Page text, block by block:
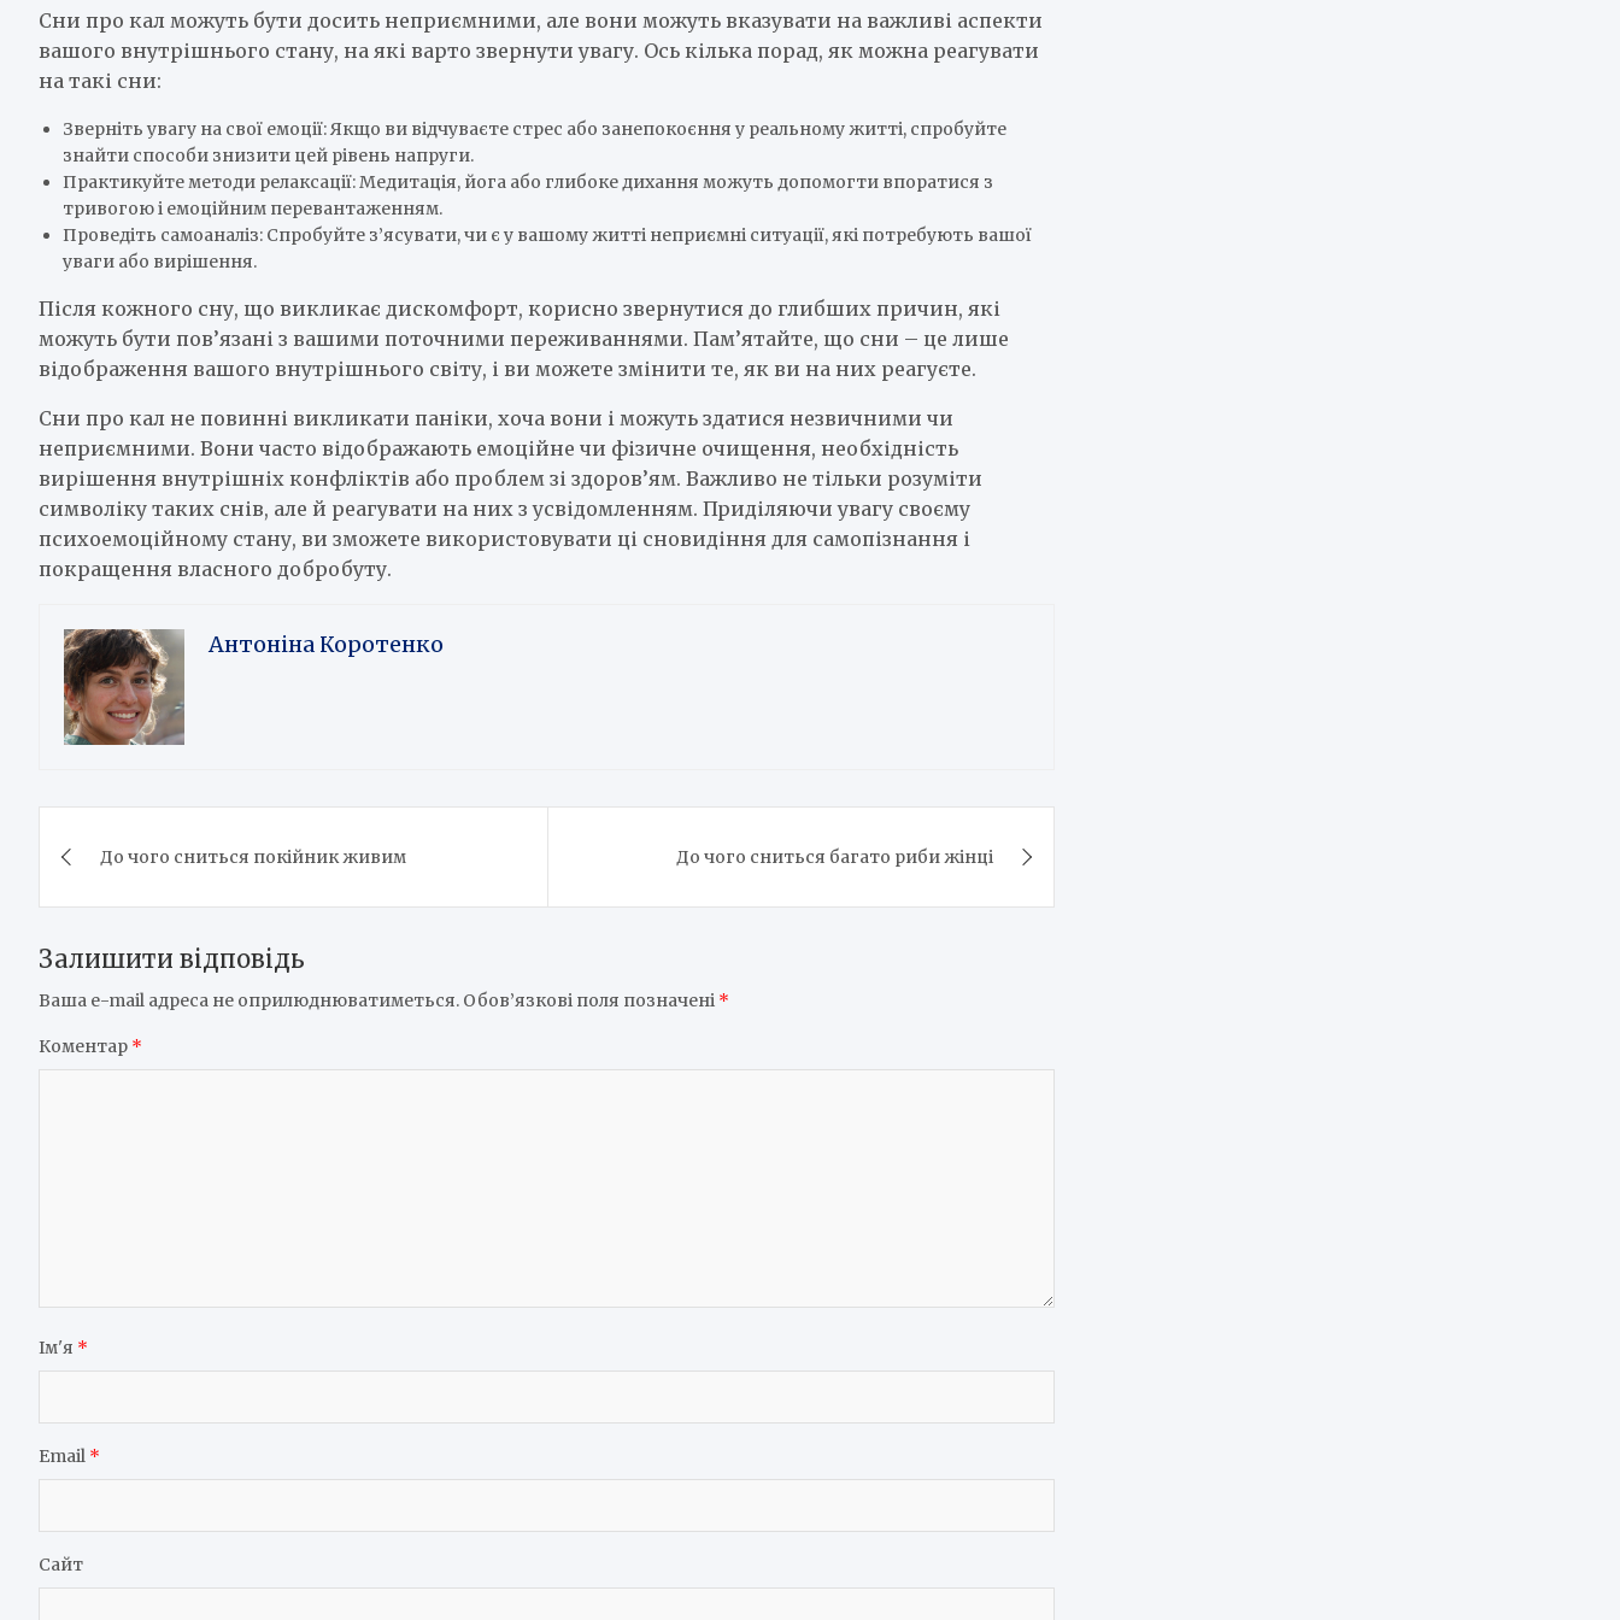
Сни про кал можуть бути досить неприємними, але вони можуть вказувати на важливі аспекти
вашого внутрішнього стану, на які варто звернути увагу. Ось кілька порад, як можна реагувати
на такі сни:
Зверніть увагу на свої емоції: Якщо ви відчуваєте стрес або занепокоєння у реальному житті, спробуйте
знайти способи знизити цей рівень напруги.
Практикуйте методи релаксації: Медитація, йога або глибоке дихання можуть допомогти впоратися з
тривогою і емоційним перевантаженням.
Проведіть самоаналіз: Спробуйте з’ясувати, чи є у вашому житті неприємні ситуації, які потребують вашої
уваги або вирішення.
Після кожного сну, що викликає дискомфорт, корисно звернутися до глибших причин, які
можуть бути пов’язані з вашими поточними переживаннями. Пам’ятайте, що сни – це лише
відображення вашого внутрішнього світу, і ви можете змінити те, як ви на них реагуєте.
Сни про кал не повинні викликати паніки, хоча вони і можуть здатися незвичними чи
неприємними. Вони часто відображають емоційне чи фізичне очищення, необхідність
вирішення внутрішніх конфліктів або проблем зі здоров’ям. Важливо не тільки розуміти
символіку таких снів, але й реагувати на них з усвідомленням. Приділяючи увагу своєму
психоемоційному стану, ви зможете використовувати ці сновидіння для самопізнання і
покращення власного добробуту.
Антоніна Коротенко
записів
До чого сниться покійник живим До чого сниться багато риби жінці
Залишити відповідь
Ваша e-mail адреса не оприлюднюватиметься. Обов’язкові поля позначені *
Коментар *
Ім'я *
Email *
Сайт